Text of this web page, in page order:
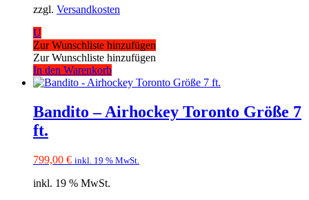
zzgl. Versandkosten
U
Zur Wunschliste hinzufügen
Zur Wunschliste hinzufügen
In den Warenkorb
Bandito – Airhockey Toronto Größe 7
ft.
799,00 € inkl. 19 % MwSt.
inkl. 19 % MwSt.